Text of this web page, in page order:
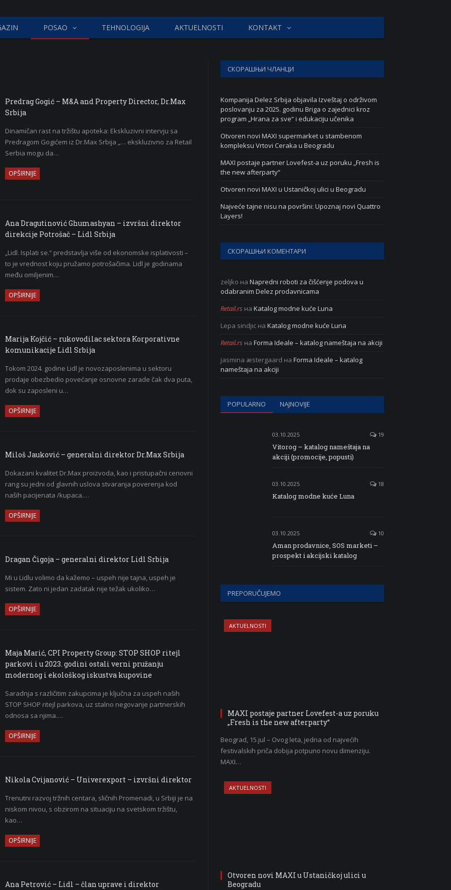
POSAO TEHNOLOGIJA AKTUELNOSTI KONTAKT
Predrag Gogić – M&A and Property Director, Dr.Max
Srbija
Dinamičan rast na tržištu apoteka: Ekskluzivni intervju sa
Predragom Gogićem iz Dr.Max Srbija „… ekskluzivno za Retail
Serbia mogu da…
OPŠIRNIJE
Ana Dragutinović Ghumashyan – izvršni direktor
direkcije Potrošač – Lidl Srbija
„Lidl. Isplati se.“ predstavlja više od ekonomske isplativosti –
to je vrednost koju pružamo potrošačima. Lidl je godinama
među omiljenim…
OPŠIRNIJE
Marija Kojčić – rukovodilac sektora Korporativne
komunikacije Lidl Srbija
Tokom 2024. godine Lidl je novozaposlenima u sektoru
prodaje obezbedio povećanje osnovne zarade čak dva puta,
dok su zaposleni u…
OPŠIRNIJE
Miloš Jauković – generalni direktor Dr.Max Srbija
Dokazani kvalitet Dr.Max proizvoda, kao i pristupačni cenovni
rang su jedni od glavnih uslova stvaranja poverenja kod
naših pacijenata /kupaca.…
OPŠIRNIJE
Dragan Čigoja – generalni direktor Lidl Srbija
Mi u Lidlu volimo da kažemo – uspeh nije tajna, uspeh je
sistem. Zato ni jedan zadatak nije težak ukoliko…
OPŠIRNIJE
Maja Marić, CPI Property Group: STOP SHOP ritejl
parkovi i u 2023. godini ostali verni pružanju
modernog i ekološkog iskustva kupovine
Saradnja s različitim zakupcima je ključna za uspeh naših
STOP SHOP ritejl parkova, uz stalno negovanje partnerskih
odnosa sa njima.…
OPŠIRNIJE
Nikola Cvijanović – Univerexport – izvršni direktor
Trenutni razvoj tržnih centara, sličnih Promenadi, u Srbiji je na
niskom nivou, s obzirom na situaciju na svetskom tržištu,
kao…
OPŠIRNIJE
Ana Petrović – Lidl – član uprave i direktor
СКОРАШЊИ ЧЛАНЦИ
Kompanija Delez Srbija objavila Izveštaj o održivom
poslovanju za 2025. godinu Briga o zajednici kroz
program „Hrana za sve“ i edukaciju učenika
Otvoren novi MAXI supermarket u stambenom
kompleksu Vrtovi Ceraka u Beogradu
MAXI postaje partner Lovefest-a uz poruku „Fresh is
the new afterparty“
Otvoren novi MAXI u Ustaničkoj ulici u Beogradu
Najveće tajne nisu na površini: Upoznaj novi Quattro
Layers!
СКОРАШЊИ КОМЕНТАРИ
zeljko на Napredni roboti za čišćenje podova u
odabranim Delez prodavnicama
Retail.rs на Katalog modne kuće Luna
Lepa sindjic на Katalog modne kuće Luna
Retail.rs на Forma Ideale – katalog nameštaja na akciji
jasmina æstergaard на Forma Ideale – katalog
nameštaja na akciji
POPULARNO NAJNOVIJE
03.10.2025 19
Vitorog – katalog nameštaja na
akciji (promocije, popusti)
03.10.2025 18
Katalog modne kuće Luna
03.10.2025 10
Aman prodavnice, SOS marketi –
prospekt i akcijski katalog
PREPORUČUJEMO
AKTUELNOSTI
MAXI postaje partner Lovefest-a uz poruku
„Fresh is the new afterparty“
Beograd, 15.jul – Ovog leta, jedna od najvećih
festivalskih priča dobija potpuno novu dimenziju.
MAXI…
AKTUELNOSTI
Otvoren novi MAXI u Ustaničkoj ulici u
Beogradu